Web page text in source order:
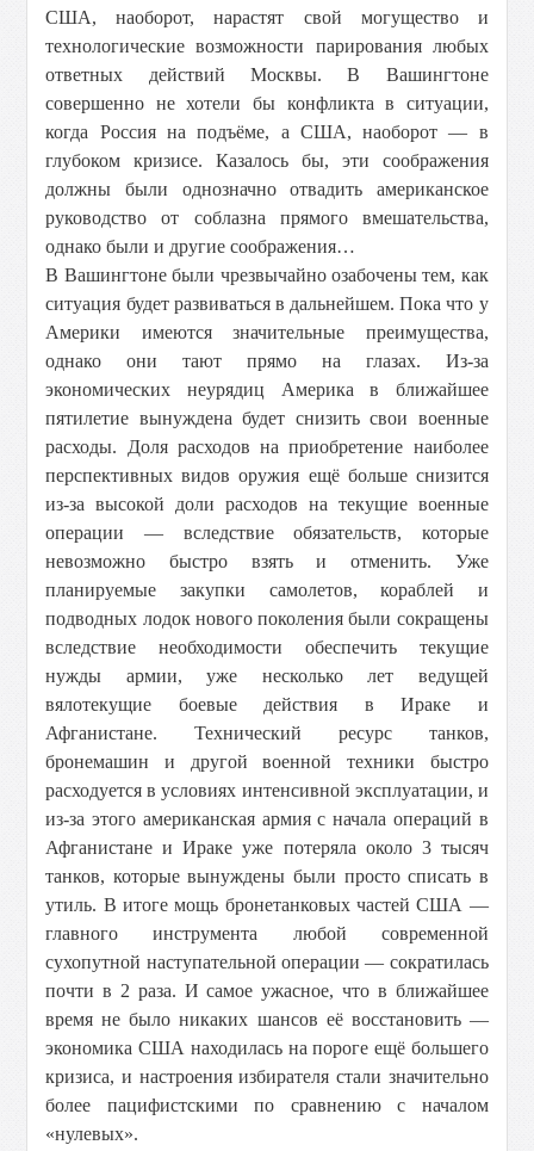
США, наоборот, нарастят свой могущество и
технологические возможности парирования любых
ответных действий Москвы. В Вашингтоне
совершенно не хотели бы конфликта в ситуации,
когда Россия на подъёме, а США, наоборот — в
глубоком кризисе. Казалось бы, эти соображения
должны были однозначно отвадить американское
руководство от соблазна прямого вмешательства,
однако были и другие соображения…
В Вашингтоне были чрезвычайно озабочены тем, как
ситуация будет развиваться в дальнейшем. Пока что у
Америки имеются значительные преимущества,
однако они тают прямо на глазах. Из-за
экономических неурядиц Америка в ближайшее
пятилетие вынуждена будет снизить свои военные
расходы. Доля расходов на приобретение наиболее
перспективных видов оружия ещё больше снизится
из-за высокой доли расходов на текущие военные
операции — вследствие обязательств, которые
невозможно быстро взять и отменить. Уже
планируемые закупки самолетов, кораблей и
подводных лодок нового поколения были сокращены
вследствие необходимости обеспечить текущие
нужды армии, уже несколько лет ведущей
вялотекущие боевые действия в Ираке и
Афганистане. Технический ресурс танков,
бронемашин и другой военной техники быстро
расходуется в условиях интенсивной эксплуатации, и
из-за этого американская армия с начала операций в
Афганистане и Ираке уже потеряла около 3 тысяч
танков, которые вынуждены были просто списать в
утиль. В итоге мощь бронетанковых частей США —
главного инструмента любой современной
сухопутной наступательной операции — сократилась
почти в 2 раза. И самое ужасное, что в ближайшее
время не было никаких шансов её восстановить —
экономика США находилась на пороге ещё большего
кризиса, и настроения избирателя стали значительно
более пацифистскими по сравнению с началом
«нулевых».